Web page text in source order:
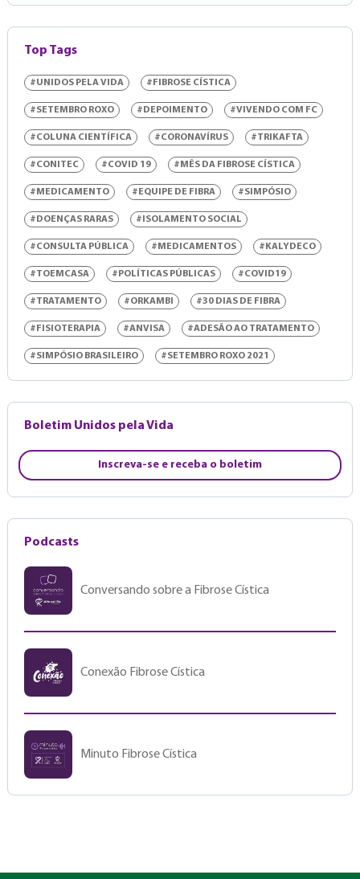
Top Tags
#UNIDOS PELA VIDA #FIBROSE CÍSTICA
#SETEMBRO ROXO #DEPOIMENTO #VIVENDO COM FC
#COLUNA CIENTÍFICA #CORONAVÍRUS #TRIKAFTA
#CONITEC #COVID 19 #MÊS DA FIBROSE CÍSTICA
#MEDICAMENTO #EQUIPE DE FIBRA #SIMPÓSIO
#DOENÇAS RARAS #ISOLAMENTO SOCIAL
#CONSULTA PÚBLICA #MEDICAMENTOS #KALYDECO
#TOEMCASA #POLÍTICAS PÚBLICAS #COVID19
#TRATAMENTO #ORKAMBI #30 DIAS DE FIBRA
#FISIOTERAPIA #ANVISA #ADESÃO AO TRATAMENTO
#SIMPÓSIO BRASILEIRO #SETEMBRO ROXO 2021
Boletim Unidos pela Vida
Inscreva-se e receba o boletim
Podcasts
Conversando sobre a Fibrose Cística
Conexão Fibrose Cística
Minuto Fibrose Cística